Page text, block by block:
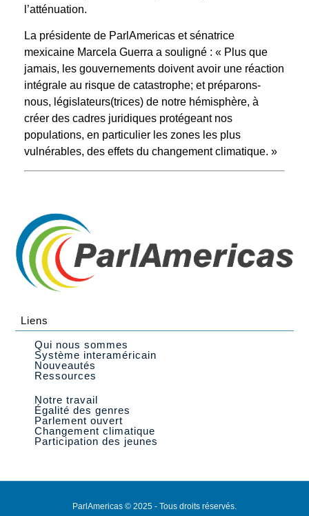
l’atténuation.
La présidente de ParlAmericas et sénatrice
mexicaine Marcela Guerra a souligné : « Plus que
jamais, les gouvernements doivent avoir une réaction
intégrale au risque de catastrophe; et préparons-
nous, législateurs(trices) de notre hémisphère, à
créer des cadres juridiques protégeant nos
populations, en particulier les zones les plus
vulnérables, des effets du changement climatique. »
Liens
Qui nous sommes
Système interaméricain
Nouveautés
Ressources
Notre travail
Égalité des genres
Parlement ouvert
Changement climatique
Participation des jeunes
ParlAmericas © 2025 - Tous droits réservés.